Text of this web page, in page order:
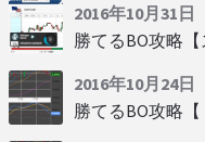
2016年10月31日
2016年10月24日